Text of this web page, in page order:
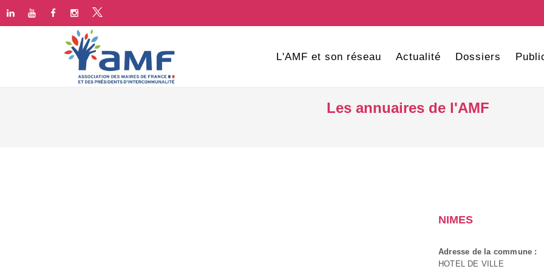
L'AMF et son réseau Actualité Dossiers
Les annuaires de l'AMF
NIMES
Adresse de la commune :
HOTEL DE VILLE